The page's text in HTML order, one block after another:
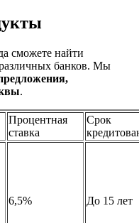
сможете найти
банков. Мы
.
Процентная
ставка
Срок
6,5% До 15 лет